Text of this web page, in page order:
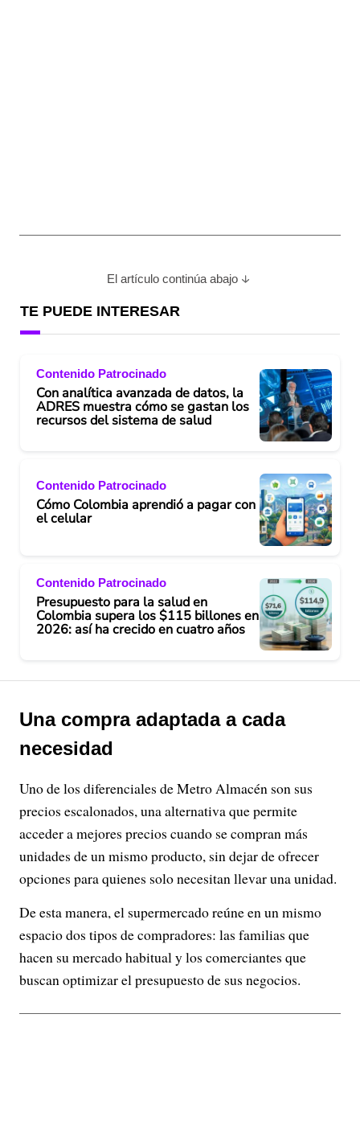
El artículo continúa abajo
TE PUEDE INTERESAR
Contenido Patrocinado
Con analítica avanzada de datos, la
ADRES muestra cómo se gastan los
recursos del sistema de salud
Contenido Patrocinado
Cómo Colombia aprendió a pagar con
el celular
Contenido Patrocinado
Presupuesto para la salud en
Colombia supera los $115 billones en
2026: así ha crecido en cuatro años
Una compra adaptada a cada
necesidad
Uno de los diferenciales de Metro Almacén son sus
precios escalonados, una alternativa que permite
acceder a mejores precios cuando se compran más
unidades de un mismo producto, sin dejar de ofrecer
opciones para quienes solo necesitan llevar una unidad.
De esta manera, el supermercado reúne en un mismo
espacio dos tipos de compradores: las familias que
hacen su mercado habitual y los comerciantes que
buscan optimizar el presupuesto de sus negocios.